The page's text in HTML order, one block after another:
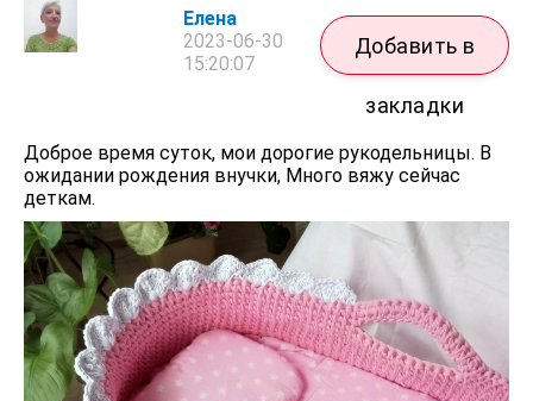
Елена
2023-06-30
15:20:07
Добавить в
закладки
Доброе время суток, мои дорогие рукодельницы. В
ожидании рождения внучки, Много вяжу сейчас
деткам.